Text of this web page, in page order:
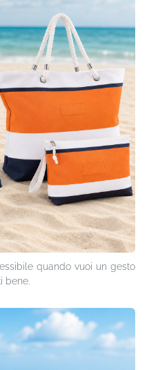
quando vuoi un gesto
bene.